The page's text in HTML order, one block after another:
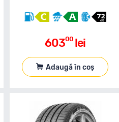
60300 lei
Adaugă în coș